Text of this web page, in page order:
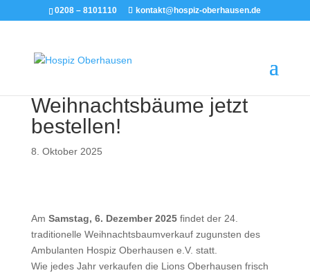
0208 – 8101110 kontakt@hospiz-oberhausen.de
Weihnachtsbäume jetzt
bestellen!
8. Oktober 2025
Am Samstag, 6. Dezember 2025findet der 24.
traditionelle Weihnachtsbaumverkauf zugunsten des
Ambulanten Hospiz Oberhausen e.V. statt.
Wie jedes Jahr verkaufen die Lions Oberhausen frisch